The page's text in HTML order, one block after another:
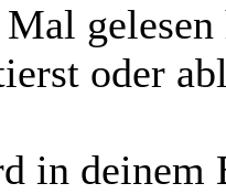
oder
in deinem